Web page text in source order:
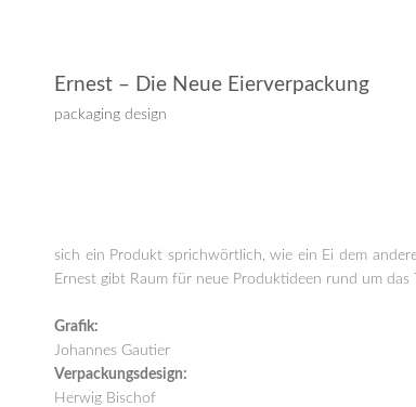
Ernest – Die Neue Eierverpackung
packaging design
sich ein Produkt sprichwörtlich, wie ein Ei dem
Ernest gibt Raum für neue Produktideen rund um
Grafik:
Johannes Gautier
Verpackungsdesign:
Herwig Bischof